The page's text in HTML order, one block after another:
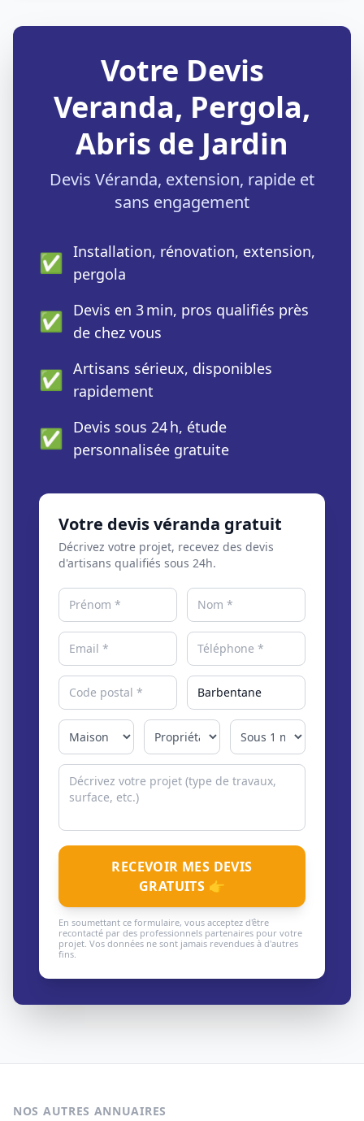
Votre Devis
Veranda, Pergola,
Abris de Jardin
Devis Véranda, extension, rapide et
sans engagement
✅ Installation, rénovation, extension,
pergola
✅ Devis en 3 min, pros qualifiés près
de chez vous
✅ Artisans sérieux, disponibles
rapidement
✅ Devis sous 24 h, étude
personnalisée gratuite
Votre devis véranda gratuit
Décrivez votre projet, recevez des devis
d'artisans qualifiés sous 24h.
RECEVOIR MES DEVIS
GRATUITS 👉
En soumettant ce formulaire, vous acceptez d'être
recontacté par des professionnels partenaires pour votre
projet. Vos données ne sont jamais revendues à d'autres
fins.
NOS AUTRES ANNUAIRES